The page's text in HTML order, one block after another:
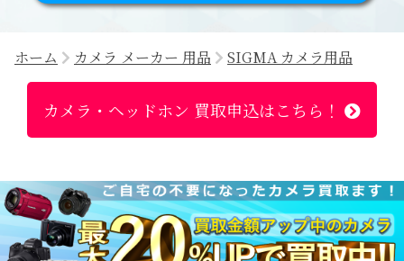
ホーム カメラ メーカー 用品 SIGMA カメラ用品
カメラ・ヘッドホン 買取申込はこちら！